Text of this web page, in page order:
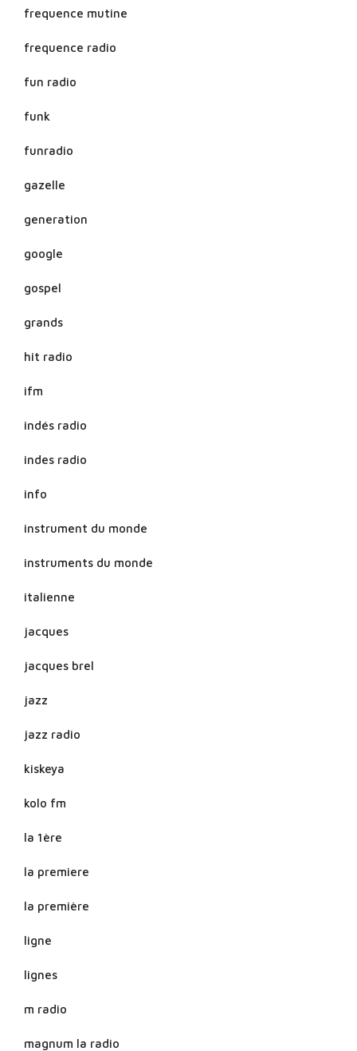
frequence mutine
frequence radio
fun radio
funk
funradio
gazelle
generation
google
gospel
grands
hit radio
ifm
indés radio
indes radio
info
instrument du monde
instruments du monde
italienne
jacques
jacques brel
jazz
jazz radio
kiskeya
kolo fm
la 1ère
la premiere
la première
ligne
lignes
m radio
magnum la radio